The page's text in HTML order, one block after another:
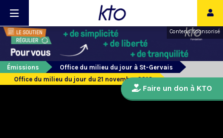
Contenu sponsorisé
Émissions
Office du milieu du jour à St-Gervais
Office du milieu du jour du 21 novembre 2013
Faire un don à KTO